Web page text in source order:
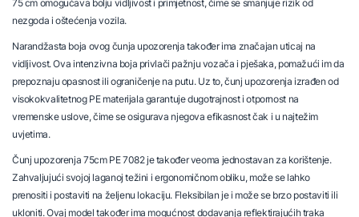
75 cm omogućava bolju vidljivost i primjetnost, čime se smanjuje rizik od
nezgoda i oštećenja vozila.
Narandžasta boja ovog čunja upozorenja također ima značajan uticaj na
vidljivost. Ova intenzivna boja privlači pažnju vozača i pješaka, pomažući im da
prepoznaju opasnost ili ograničenje na putu. Uz to, čunj upozorenja izrađen od
visokokvalitetnog PE materijala garantuje dugotrajnost i otpornost na
vremenske uslove, čime se osigurava njegova efikasnost čak i u najtežim
uvjetima.
Čunj upozorenja 75cm PE 7082 je također veoma jednostavan za korištenje.
Zahvaljujući svojoj laganoj težini i ergonomičnom obliku, može se lahko
prenositi i postaviti na željenu lokaciju. Fleksibilan je i može se brzo postaviti ili
ukloniti. Ovaj model također ima mogućnost dodavanja reflektirajućih traka